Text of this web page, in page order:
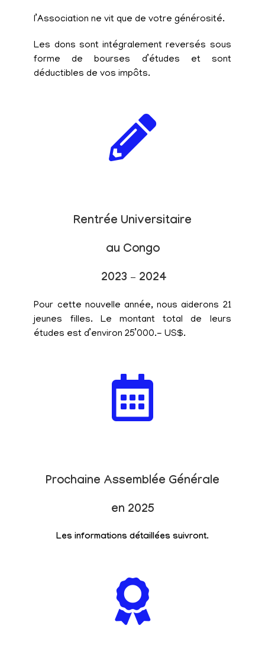
l’Association ne vit que de votre générosité.
Les dons sont intégralement reversés sous
forme de bourses d’études et sont
déductibles de vos impôts.
Rentrée Universitaire
au Congo
2023 – 2024
Pour cette nouvelle année, nous aiderons 21
jeunes filles. Le montant total de leurs
études est d’environ 25’000.- US$.
Prochaine Assemblée Générale
en 2025
Les informations détaillées suivront.